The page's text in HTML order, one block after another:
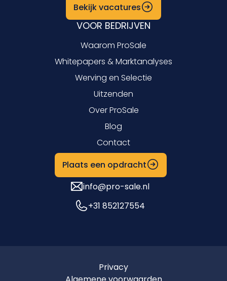
Bekijk vacatures
VOOR BEDRIJVEN
Waarom ProSale
Whitepapers & Marktanalyses
Werving en Selectie
Uitzenden
Over ProSale
Blog
Contact
Plaats een opdracht
info@pro-sale.nl
+31 852127554
Privacy